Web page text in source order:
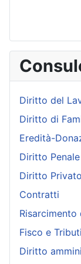
Diritto del
Diritto di
Eredità-
Diritto Penale
Diritto Privato
Contratti
Risarcimento
Fisco e Tributi
Diritto